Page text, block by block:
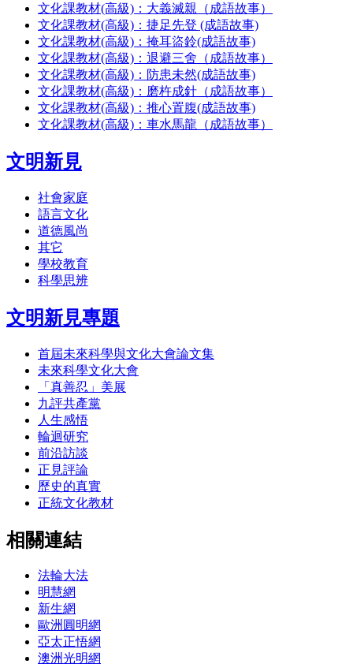
文化課教材(高級)：大義滅親（成語故事）
文化課教材(高級)：捷足先登 (成語故事)
文化課教材(高級)：掩耳盜鈴(成語故事)
文化課教材(高級)：退避三舍（成語故事）
文化課教材(高級)：防患未然(成語故事)
文化課教材(高級)：磨杵成針（成語故事）
文化課教材(高級)：推心置腹(成語故事)
文化課教材(高級)：車水馬龍（成語故事）
文明新見
社會家庭
語言文化
道德風尚
其它
學校教育
科學思辨
文明新見專題
首屆未來科學與文化大會論文集
未來科學文化大會
「真善忍」美展
九評共產黨
人生感悟
輪迴研究
前沿訪談
正見評論
歷史的真實
正統文化教材
相關連結
法輪大法
明慧網
新生網
歐洲圓明網
亞太正悟網
澳洲光明網